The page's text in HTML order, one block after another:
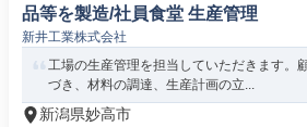
品等を製造/社員食堂 生産管理
新井工業株式会社
工場の生産管理を担当していただきます。
づき、材料の調達、生産計画の立...
新潟県妙高市